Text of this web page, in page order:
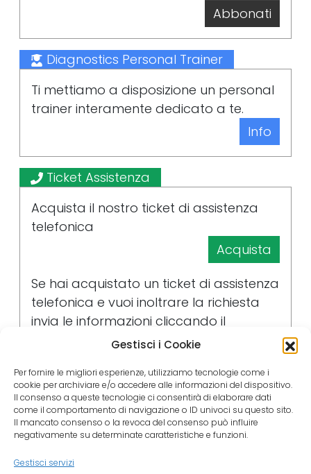
Gestisci i Cookie
Per fornire le migliori esperienze, utilizziamo tecnologie come i
cookie per archiviare e/o accedere alle informazioni del dispositivo.
Il consenso a queste tecnologie ci consentirà di elaborare dati
come il comportamento di navigazione o ID univoci su questo sito.
Il mancato consenso o la revoca del consenso può influire
negativamente su determinate caratteristiche e funzioni.
Gestisci servizi
Abbonati
Diagnostics Personal Trainer
Ti mettiamo a disposizione un personal
trainer interamente dedicato a te.
Info
Ticket Assistenza
Acquista il nostro ticket di assistenza
telefonica
Acquista
Se hai acquistato un ticket di assistenza
telefonica e vuoi inoltrare la richiesta
invia le informazioni cliccando il
Ore di Formazione Personalizzate
Acquista ore di formazione dedicata
online